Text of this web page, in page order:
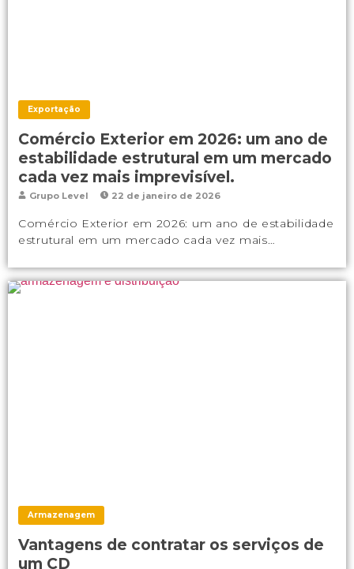
Exportação
Comércio Exterior em 2026: um ano de
estabilidade estrutural em um mercado
cada vez mais imprevisível.
Grupo Level 22 de janeiro de 2026
Comércio Exterior em 2026: um ano de estabilidade
estrutural em um mercado cada vez mais…
Armazenagem
Vantagens de contratar os serviços de
um CD